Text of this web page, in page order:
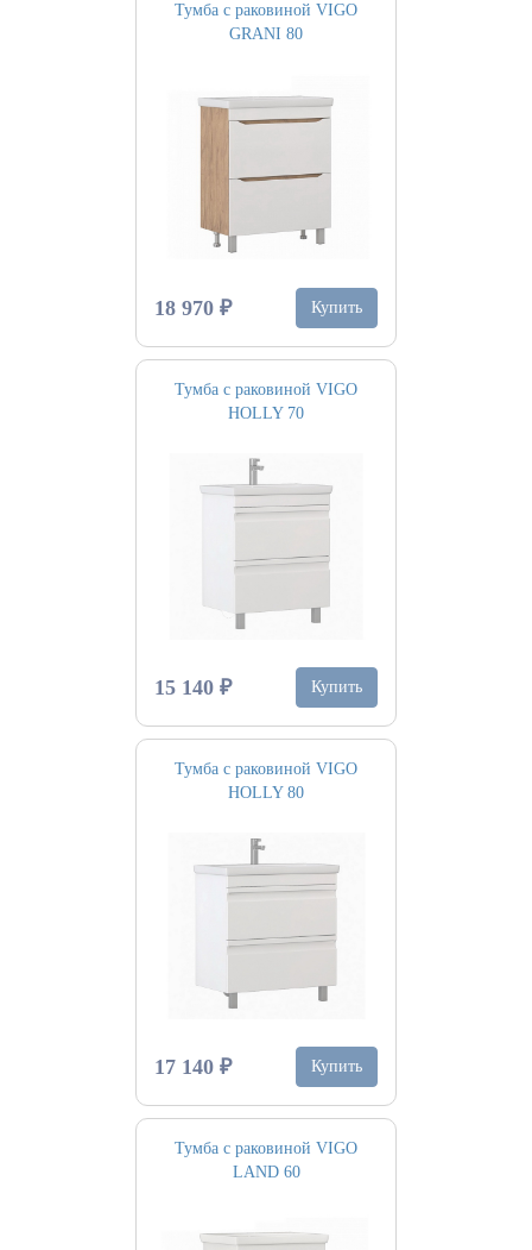
Тумба с раковиной VIGO
GRANI 80
18 970 ₽ Купить
Тумба с раковиной VIGO
HOLLY 70
15 140 ₽ Купить
Тумба с раковиной VIGO
HOLLY 80
17 140 ₽ Купить
Тумба с раковиной VIGO
LAND 60